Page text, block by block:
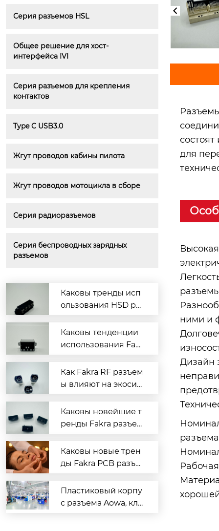
Серия разъемов HSL
Общее решение для хост-
интерфейса IVI
Серия разъемов для крепления
контактов
Type C USB3.0
Жгут проводов кабины пилота
Жгут проводов мотоцикла в сборе
Серия радиоразъемов
Серия беспроводных зарядных
разъемов
Каковы тренды исп
ользования HSD ра
Каковы тенденции
использования Fakr
Как Fakra RF разъем
ы влияют на экосис
Каковы новейшие т
ренды Fakra разъем
Каковы новые трен
ды Fakra PCB разъё
Пластиковый корпу
с разъема Aowa, кле
для
ними и
Дизайн